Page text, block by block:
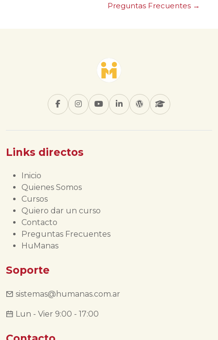
Preguntas Frecuentes →
Links directos
Inicio
Quienes Somos
Cursos
Quiero dar un curso
Contacto
Preguntas Frecuentes
HuManas
Soporte
sistemas@humanas.com.ar
Lun - Vier 9:00 - 17:00